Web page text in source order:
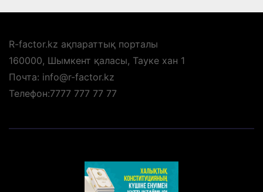
R-factor.kz ақпараттық порталы
160000, Шымкент қаласы, Тауке хан 1
Почта: info@r-factor.kz
Телефон:7777 777 77 77